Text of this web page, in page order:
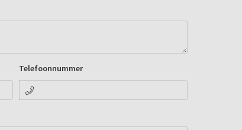
Telefoonnummer